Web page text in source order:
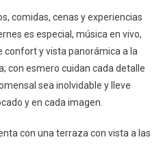
comidas, cenas y experiencias
es especial, música en vivo,
confort y vista panorámica a la
con esmero cuidan cada detalle
sea inolvidable y lleve
y en cada imagen.
con una terraza con vista a las